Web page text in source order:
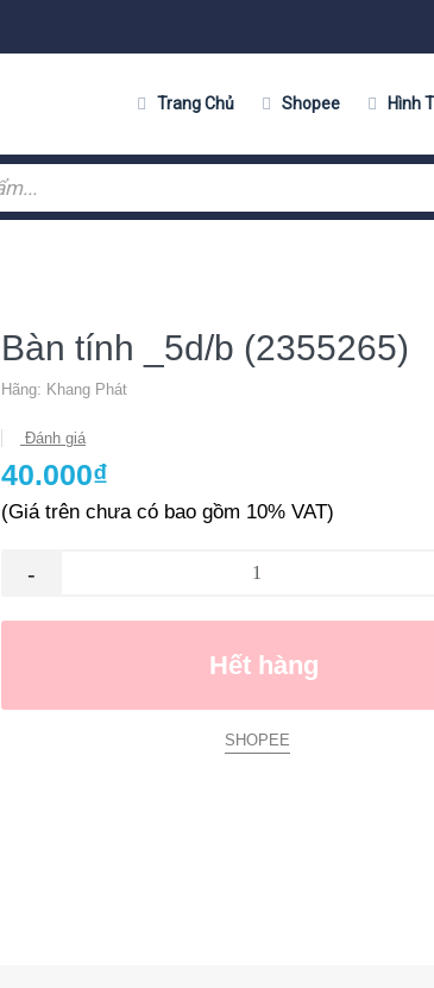
Trang Chủ Shopee Hình
Bàn tính _5d/b (2355265)
Hãng: Khang Phát
Đánh giá
40.000₫
(Giá trên chưa có bao gồm 10% VAT)
-
Hết hàng
SHOPEE